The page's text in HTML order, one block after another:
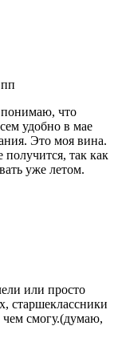
что
удобно в мае
Это моя вина.
так как
уже летом.
или просто
старшеклассники
смогу.(думаю,